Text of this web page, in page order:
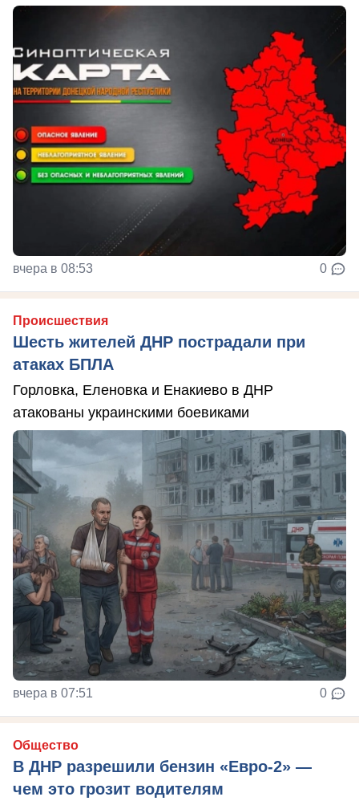
вчера в 08:53 0
Происшествия
Шесть жителей ДНР пострадали при
атаках БПЛА
Горловка, Еленовка и Енакиево в ДНР
атакованы украинскими боевиками
вчера в 07:51 0
Общество
В ДНР разрешили бензин «Евро-2» —
чем это грозит водителям